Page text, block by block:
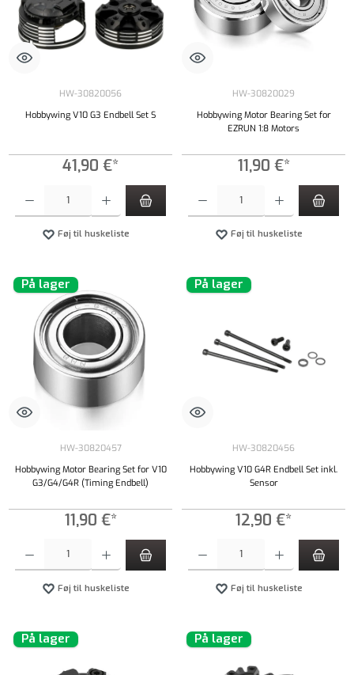
HW-30820056
Hobbywing V10 G3 Endbell Set S
41,90 €*
Føj til huskeliste
HW-30820029
Hobbywing Motor Bearing Set for
EZRUN 1:8 Motors
11,90 €*
Føj til huskeliste
På lager
HW-30820457
Hobbywing Motor Bearing Set for V10
G3/G4/G4R (Timing Endbell)
11,90 €*
Føj til huskeliste
På lager
HW-30820456
Hobbywing V10 G4R Endbell Set inkl.
Sensor
12,90 €*
Føj til huskeliste
På lager På lager